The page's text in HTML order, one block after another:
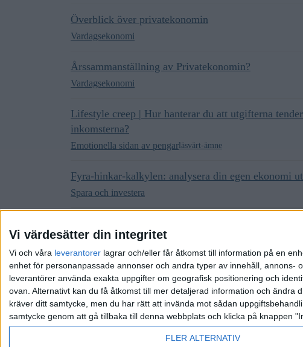
Vi värdesätter din integritet
Vi och våra leverantorer lagrar och/eller får åtkomst till information på en
enhet för personanpassade annonser och andra typer av innehåll, annons-
leverantörer använda exakta uppgifter om geografisk positionering och
ovan. Alternativt kan du få åtkomst till mer detaljerad information och ändra
kräver ditt samtycke, men du har rätt att invända mot sådan
samtycke genom att gå tillbaka till denna webbplats och klicka på knappen
FLER ALTERNATIV
Överblick över privatekonomin
Vardagsekonomi
Årssammanställning av Privatekonomin?
Vardagsekonomi
Lifestyle creep | Hur hanterar du att utgifterna
inkomsterna?
Emotionella sidan av pengar läsvärt-ämne
Fyra-hinkar-kalkylen: analysera din egen ekonomi
Spara och investera
Övrigt
Hem Kategorier Riktlinjer Villkor Integritetspolicy